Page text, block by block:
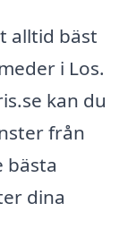
alltid bäst
i Los.
kan du
från
bästa
dina